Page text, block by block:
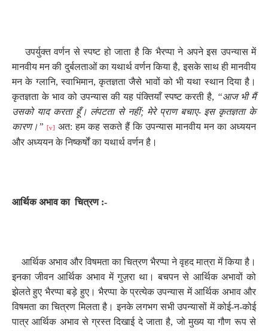
उपर्युक्त वर्णन से स्पष्ट हो जाता है कि भैरप्पा ने अपने इस उपन्यास में
मानवीय मन की दुर्बलताओं का यथार्थ वर्णन किया है, इसके साथ ही मानवीय
मन के ग्लानि,स्वाभिमान,कृतज्ञता जैसे भावों को भी यथा स्थान दिया है।
कृतज्ञता के भाव को उपन्यास की यह पंक्तियाँ स्पष्ट करती है, “आज भी मैं
उसको याद करता हूँ। लंपटता से नहीं; मेरे प्राण बचाए- इस कृतज्ञता के
कारण।” [v] अत: हम कह सकते हैं कि उपन्यास मानवीय मन का अध्ययन
और अध्ययन के निष्कर्षों का यथार्थ वर्णन है।
आर्थिक अभाव का चित्रण :-
आर्थिक अभाव और विषमता का चित्रण भैरप्पा ने वृहद मात्रा में किया है।
इनका जीवन आर्थिक अभाव में गुज़रा था। बचपन से आर्थिक अभावों को
झेलते हुए भैरप्पा बड़े हुए। भैरप्पा के प्रत्येक उपन्यास में आर्थिक अभाव और
विषमता का चित्रण मिलता है। इनके लगभग सभी उपन्यासों में कोई-न-कोई
पात्र आर्थिक अभाव से ग्रस्त दिखाई दे जाता है,जो मुख्य या गौण रूप से